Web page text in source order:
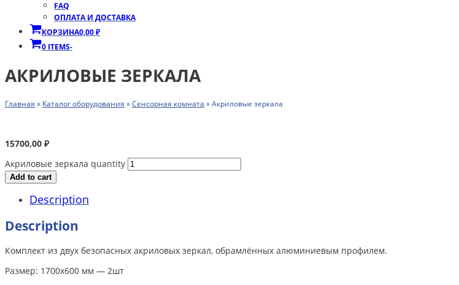
FAQ
ОПЛАТА И ДОСТАВКА
КОРЗИНА0,00₽
0 ITEMS-
АКРИЛОВЫЕ ЗЕРКАЛА
Главная » Каталог оборудования »Сенсорная комната »Акриловые зеркала
15700,00 ₽
Акриловые зеркала quantity
Add to cart
Description
Description
Комплект из двух безопасных акриловых зеркал, обрамлённых алюминиевым профилем.
Размер: 1700х600 мм — 2шт